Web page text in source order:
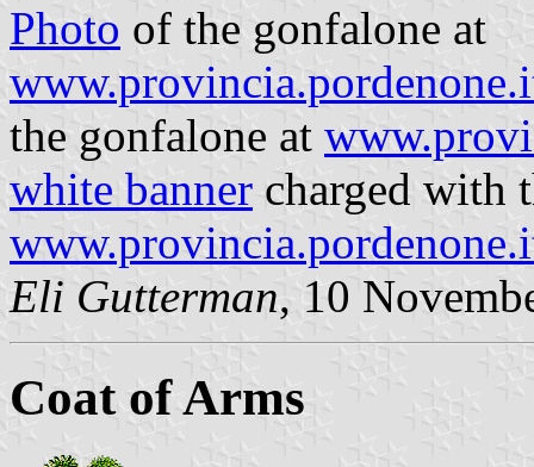
Photo of the gonfalone at
the gonfalone at
white banner charged with
Eli Gutterman, 10
Coat of Arms